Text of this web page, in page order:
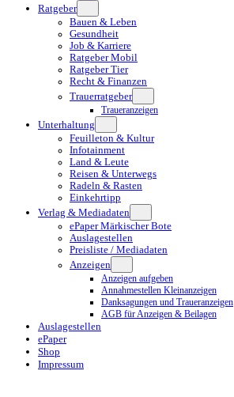
Ratgeber
Bauen & Leben
Gesundheit
Job & Karriere
Ratgeber Mobil
Ratgeber Tier
Recht & Finanzen
Trauerratgeber
Traueranzeigen
Unterhaltung
Feuilleton & Kultur
Infotainment
Land & Leute
Reisen & Unterwegs
Radeln & Rasten
Einkehrtipp
Verlag & Mediadaten
ePaper Märkischer Bote
Auslagestellen
Preisliste / Mediadaten
Anzeigen
Anzeigen aufgeben
Annahmestellen Kleinanzeigen
Danksagungen und Traueranzeigen
AGB für Anzeigen & Beilagen
Auslagestellen
ePaper
Shop
Impressum